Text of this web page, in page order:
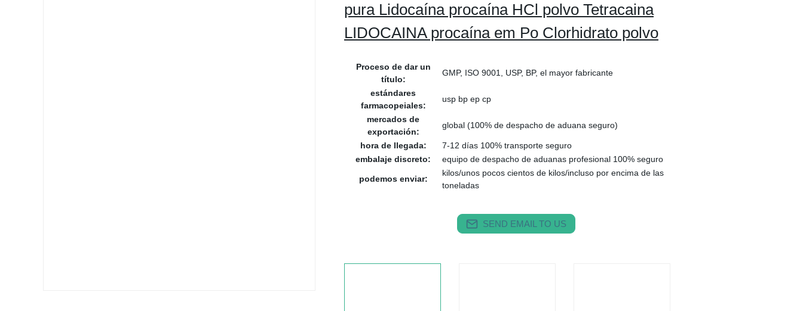
pura Lidocaína procaína HCl polvo Tetracaina
LIDOCAINA procaína em Po Clorhidrato polvo
Proceso de dar un
título:
GMP, ISO 9001, USP, BP, el mayor fabricante
estándares
farmacopeiales:
usp bp ep cp
mercados de
exportación:
global (100% de despacho de aduana seguro)
hora de llegada:
7-12 días 100% transporte seguro
embalaje discreto:
equipo de despacho de aduanas profesional 100% seguro
podemos enviar:
kilos/unos pocos cientos de kilos/incluso por encima de las
toneladas
SEND EMAIL TO US